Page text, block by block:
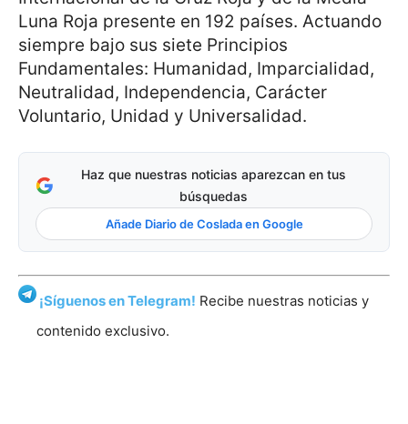
Luna Roja presente en 192 países. Actuando
siempre bajo sus siete Principios
Fundamentales: Humanidad, Imparcialidad,
Neutralidad, Independencia, Carácter
Voluntario, Unidad y Universalidad.
Haz que nuestras noticias aparezcan en tus
búsquedas
Añade Diario de Coslada en Google
¡Síguenos en Telegram! Recibe nuestras noticias y
contenido exclusivo.